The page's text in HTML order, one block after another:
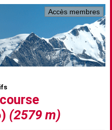
Accès membres
(2579 m)